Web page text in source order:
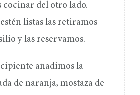
cocinar del otro lado.
listas las retiramos
y las reservamos.
añadimos la
de naranja, mostaza de